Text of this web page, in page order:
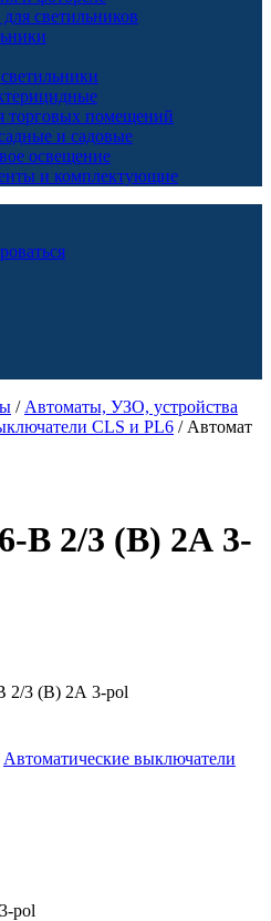
светильников
торговых помещений
и садовые
освещение
и комплектующие
/ Автоматы, УЗО, устройства
CLS и PL6 / Автомат
B 2/3 (B) 2А 3-
2/3 (B) 2А 3-pol
Автоматические выключатели
pol